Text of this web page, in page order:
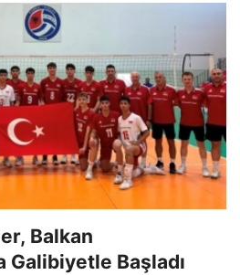
Balkan
Galibiyetle Başladı